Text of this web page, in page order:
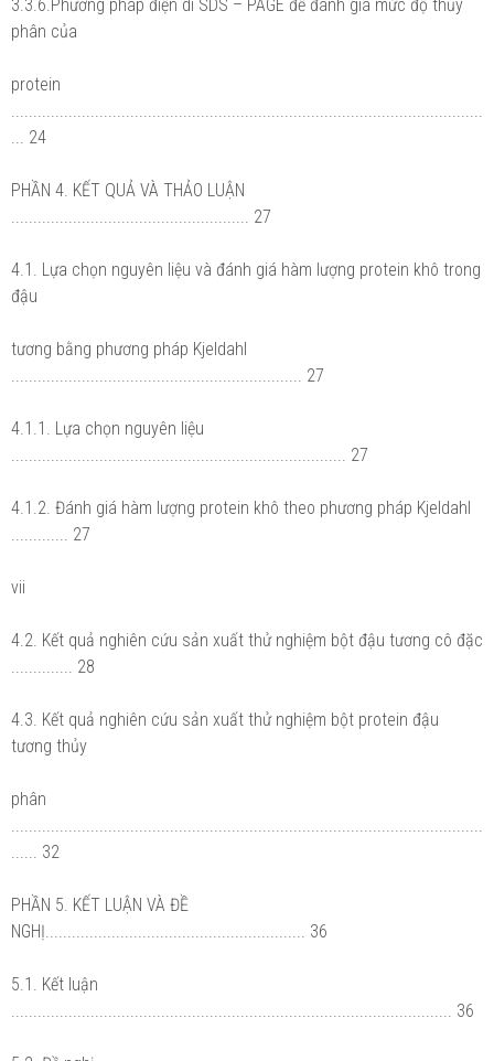
3.3.6.Phương pháp điện di SDS – PAGE để đánh giá mức độ thủy
phân của
protein
... 24
PHẦN 4. KẾT QUẢ VÀ THẢO LUẬN
...................................................... 27
4.1. Lựa chọn nguyên liệu và đánh giá hàm lượng protein khô trong
đậu
tương bằng phương pháp Kjeldahl
.................................................................. 27
4.1.1. Lựa chọn nguyên liệu
............................................................................ 27
4.1.2. Đánh giá hàm lượng protein khô theo phương pháp Kjeldahl
............. 27
vii
4.2. Kết quả nghiên cứu sản xuất thử nghiệm bột đậu tương cô đặc
.............. 28
4.3. Kết quả nghiên cứu sản xuất thử nghiệm bột protein đậu
tương thủy
phân
...... 32
PHẦN 5. KẾT LUẬN VÀ ĐỀ
NGHỊ........................................................... 36
5.1. Kết luận
.................................................................................................... 36